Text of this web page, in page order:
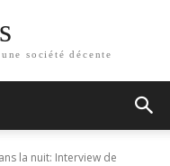
société décente
la nuit: Interview de